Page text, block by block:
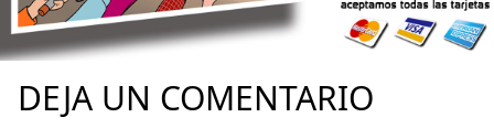
DEJA UN COMENTARIO